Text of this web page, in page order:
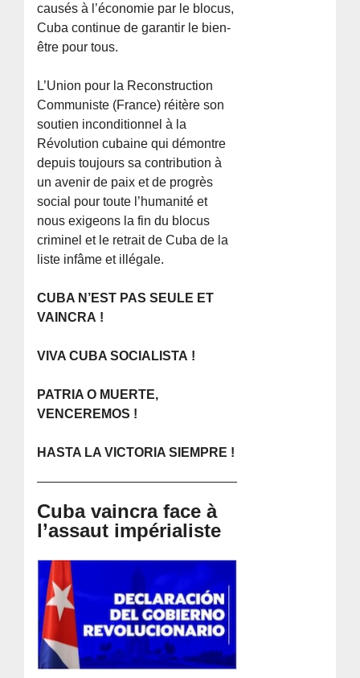
causés à l’économie par le blocus,
Cuba continue de garantir le bien-
être pour tous.
L’Union pour la Reconstruction
Communiste (France) réitère son
soutien inconditionnel à la
Révolution cubaine qui démontre
depuis toujours sa contribution à
un avenir de paix et de progrès
social pour toute l’humanité et
nous exigeons la fin du blocus
criminel et le retrait de Cuba de la
liste infâme et illégale.
CUBA N’EST PAS SEULE ET
VAINCRA !
VIVA CUBA SOCIALISTA !
PATRIA O MUERTE,
VENCEREMOS !
HASTA LA VICTORIA SIEMPRE !
Cuba vaincra face à
l’assaut impérialiste